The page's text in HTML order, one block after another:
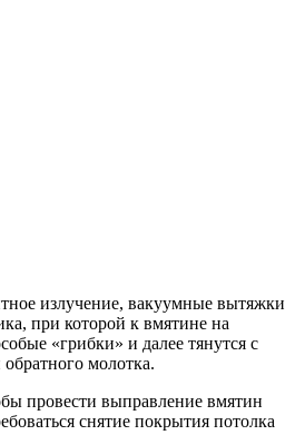
излучение, вакуумные вытяжки
при которой к вмятине на
«грибки» и далее тянутся с
молотка.
провести выправление вмятин
снятие покрытия потолка